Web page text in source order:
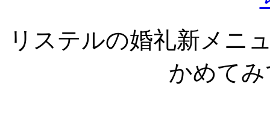
リステルの婚礼新メニ
かめて